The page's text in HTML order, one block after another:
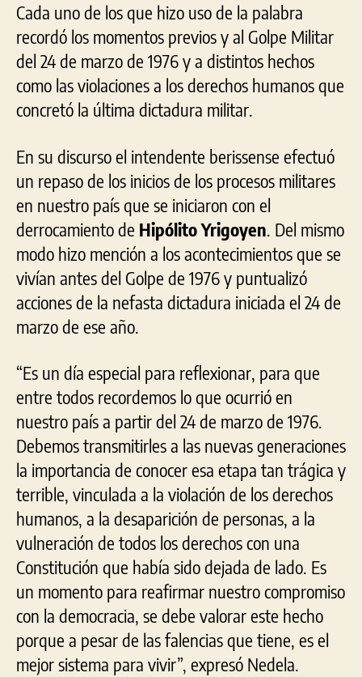
Cada uno de los que hizo uso de la palabra
recordó los momentos previos y al Golpe Militar
del 24 de marzo de 1976 y a distintos hechos
como las violaciones a los derechos humanos que
concretó la última dictadura militar.
En su discurso el intendente berissense efectuó
un repaso de los inicios de los procesos militares
en nuestro país que se iniciaron con el
derrocamiento de Hipólito Yrigoyen. Del mismo
modo hizo mención a los acontecimientos que se
vivían antes del Golpe de 1976 y puntualizó
acciones de la nefasta dictadura iniciada el 24 de
marzo de ese año.
“Es un día especial para reflexionar, para que
entre todos recordemos lo que ocurrió en
nuestro país a partir del 24 de marzo de 1976.
Debemos transmitirles a las nuevas generaciones
la importancia de conocer esa etapa tan trágica y
terrible, vinculada a la violación de los derechos
humanos, a la desaparición de personas, a la
vulneración de todos los derechos con una
Constitución que había sido dejada de lado. Es
un momento para reafirmar nuestro compromiso
con la democracia, se debe valorar este hecho
porque a pesar de las falencias que tiene, es el
mejor sistema para vivir”, expresó Nedela.